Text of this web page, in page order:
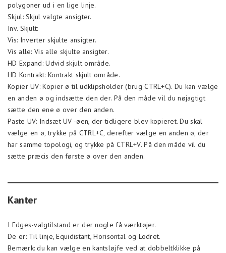
polygoner ud i en lige linje.
Skjul: Skjul valgte ansigter.
Inv. Skjult:
Vis: Inverter skjulte ansigter.
Vis alle: Vis alle skjulte ansigter.
HD Expand: Udvid skjult område.
HD Kontrakt: Kontrakt skjult område.
Kopier UV: Kopier ø til udklipsholder (brug CTRL+C). Du kan vælge
en anden ø og indsætte den der. På den måde vil du nøjagtigt
sætte den ene ø over den anden.
Paste UV: Indsæt UV -øen, der tidligere blev kopieret. Du skal
vælge en ø, trykke på CTRL+C, derefter vælge en anden ø, der
har samme topologi, og trykke på CTRL+V. På den måde vil du
sætte præcis den første ø over den anden.
Kanter
I Edges-valgtilstand er der nogle få værktøjer.
De er: Til linje, Equidistant, Horisontal og Lodret.
Bemærk: du kan vælge en kantsløjfe ved at dobbeltklikke på